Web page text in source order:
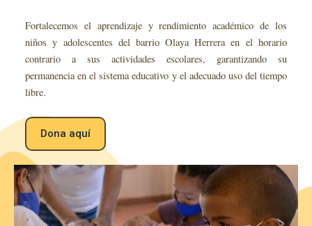
í
d
e
o
Fortalecemos el aprendizaje y rendimiento académico de los
niños y adolescentes del barrio Olaya Herrera en el horario
contrario a sus actividades escolares, garantizando su
permanencia en el sistema educativo y el adecuado uso del tiempo
libre.
Dona aquí